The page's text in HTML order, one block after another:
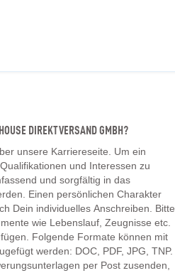
DIREKTVERSAND GMBH?
unsere Karriereseite. Um ein
und Interessen zu
und sorgfältig in das
Einen persönlichen Charakter
Dein individuelles Anschreiben. Bitte
wie Lebenslauf, Zeugnisse etc.
Folgende Formate können mit
werden: DOC, PDF, JPG, TNP.
per Post zusenden,